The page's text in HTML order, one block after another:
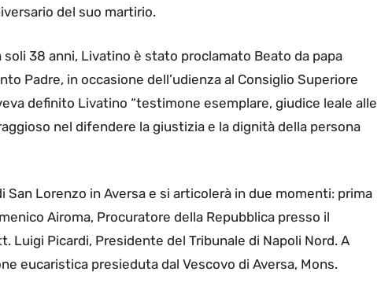
del suo martirio.
soli 38 anni, Livatino è stato proclamato Beato da papa
Padre, in occasione dell’udienza al Consiglio Superiore
definito Livatino “testimone esemplare, giudice leale alle
nel difendere la giustizia e la dignità della persona
San Lorenzo in Aversa e si articolerà in due momenti: prima
Airoma, Procuratore della Repubblica presso il
Luigi Picardi, Presidente del Tribunale di Napoli Nord. A
eucaristica presieduta dal Vescovo di Aversa, Mons.